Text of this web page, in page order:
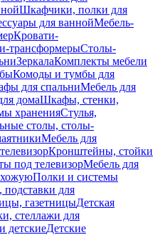
Шкафчики, полки для
для ваннойМебель-
Кровати-
трансформерыСтолы-
ЗеркалаКомплекты мебели
Комоды и тумбы для
для спальниМебель для
домаШкафы, стенки,
храненияСтулья,
столы, столы-
Мебель для
Кронштейны, стойки
под телевизорМебель для
Полки и системы
для
газетницыДетская
стеллажи для
детскиеДетские